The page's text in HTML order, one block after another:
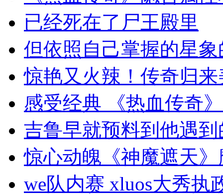
已经死在了尸王殿里
但依照自己掌握的星
惊艳又火辣！传奇归
感受经典 《热血传奇
吉鲁早就预料到他遇
惊心动魄《神魔遮天
we队内赛 xluos大秀执